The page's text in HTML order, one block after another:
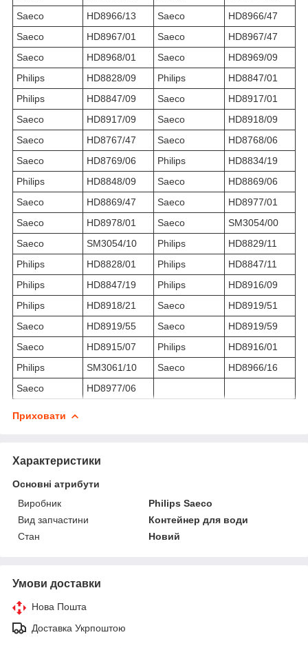
Saeco
HD8966/13 Saeco
HD8966/47
Saeco
HD8967/01 Saeco
HD8967/47
Saeco
HD8968/01 Saeco
HD8969/09
Philips
HD8828/09 Philips
HD8847/01
Philips
HD8847/09 Saeco
HD8917/01
Saeco
HD8917/09 Saeco
HD8918/09
Saeco
HD8767/47 Saeco
HD8768/06
Saeco
HD8769/06 Philips
HD8834/19
Philips
HD8848/09 Saeco
HD8869/06
Saeco
HD8869/47 Saeco
HD8977/01
Saeco
HD8978/01 Saeco
SM3054/00
Saeco
SM3054/10 Philips
HD8829/11
Philips
HD8828/01 Philips
HD8847/11
Philips
HD8847/19 Philips
HD8916/09
Philips
HD8918/21 Saeco
HD8919/51
Saeco
HD8919/55 Saeco
HD8919/59
Saeco
HD8915/07 Philips
HD8916/01
Philips
SM3061/10 Saeco
HD8966/16
Saeco
HD8977/06
Приховати
Характеристики
Основні атрибути
Виробник
Philips Saeco
Вид запчастини
Контейнер для води
Стан
Новий
Умови доставки
Нова Пошта
Доставка Укрпоштою